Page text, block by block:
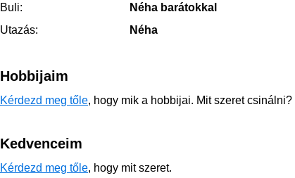
Buli:
Néha barátokkal
Utazás:
Néha
Hobbijaim
Kérdezd meg tőle, hogy mik a hobbijai. Mit szeret csinálni?
Kedvenceim
Kérdezd meg tőle, hogy mit szeret.